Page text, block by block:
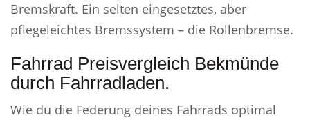
Bremskraft. Ein selten eingesetztes, aber
pflegeleichtes Bremssystem – die Rollenbremse.
Fahrrad Preisvergleich Bekmünde
durch Fahrradladen.
Wie du die Federung deines Fahrrads optimal